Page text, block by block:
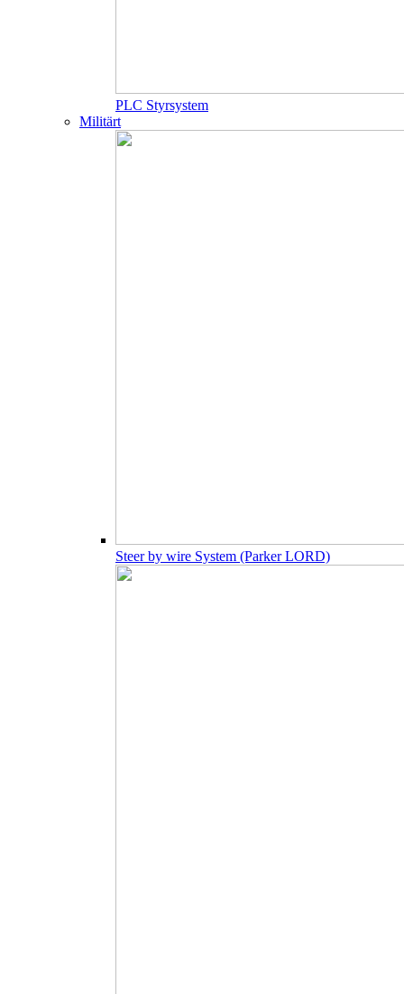
PLC Styrsystem
Militärt
Steer by wire System (Parker LORD)